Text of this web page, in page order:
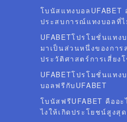
โบนัสแทงบอลUFABET
ประสบการณ์แทงบอลที่ไ
UFABETโปรโมชั่นแทง
มาเป็นส่วนหนึ่งของการ
ประวัติศาสตร์การเสี่ยง
UFABETโปรโมชั่นแทง
บอลฟรีกับUFABET
โบนัสฟรีUFABET คืออะ
ไงให้เกิดประโยชน์สูงสุด